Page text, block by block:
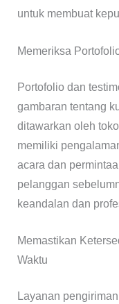
untuk membuat
Memeriksa
Portofolio dan
gambaran tentang
ditawarkan oleh
memiliki
acara dan
pelanggan
keandalan dan
Memastikan
Waktu
Layanan